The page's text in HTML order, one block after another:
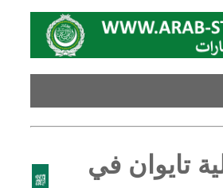
تايوان في